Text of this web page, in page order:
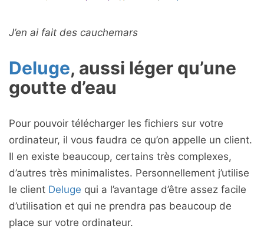
J’en ai fait des cauchemars
Deluge, aussi léger qu’une
goutte d’eau
Pour pouvoir télécharger les fichiers sur votre
ordinateur, il vous faudra ce qu’on appelle un client.
Il en existe beaucoup, certains très complexes,
d’autres très minimalistes. Personnellement j’utilise
le client Deluge qui a l’avantage d’être assez facile
d’utilisation et qui ne prendra pas beaucoup de
place sur votre ordinateur.